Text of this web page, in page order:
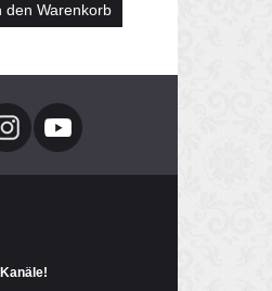
den Warenkorb